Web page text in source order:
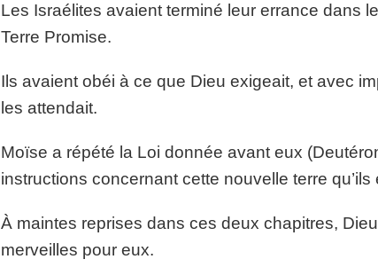
Les Israélites avaient terminé leur errance dans
Terre Promise.
Ils avaient obéi à ce que Dieu exigeait, et avec
les attendait.
Moïse a répété la Loi donnée avant eux
instructions concernant cette nouvelle terre
À maintes reprises dans ces deux chapitres,
merveilles pour eux.